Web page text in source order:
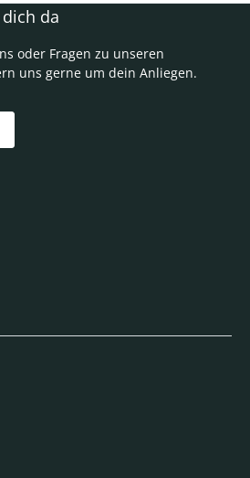
da
oder Fragen zu unseren
uns gerne um dein Anliegen.